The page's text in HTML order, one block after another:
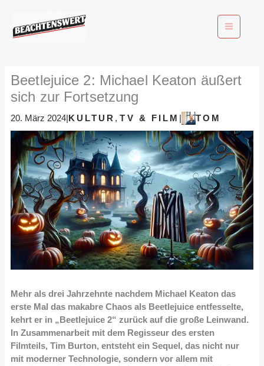
springen
Beetlejuice 2: Michael Keaton äußert
sich zur Fortsetzung
20. März 2024|KULTUR ,TV & FILM | TOM
Mehr als drei Jahrzehnte nachdem Michael Keaton das
erste Mal das makabre Chaos als Beetlejuice entfesselte,
kehrt er in „Beetlejuice 2“ zurück auf die große Leinwand.
In Zusammenarbeit mit dem Regisseur des ersten
Filmteils, Tim Burton, entsteht ein Sequel, das nicht nur
mit moderner Technologie, sondern vor allem mit